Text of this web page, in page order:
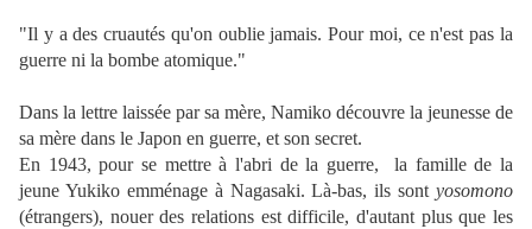
"Il y a des cruautés qu'on oublie jamais. Pour moi, ce n'est pas la
guerre ni la bombe atomique."
Dans la lettre laissée par sa mère, Namiko découvre la jeunesse de
sa mère dans le Japon en guerre, et son secret.
En 1943, pour se mettre à l'abri de la guerre, la famille de la
jeune Yukiko emménage à Nagasaki. Là-bas, ils sont yosomono
(étrangers), nouer des relations est difficile, d'autant plus que les